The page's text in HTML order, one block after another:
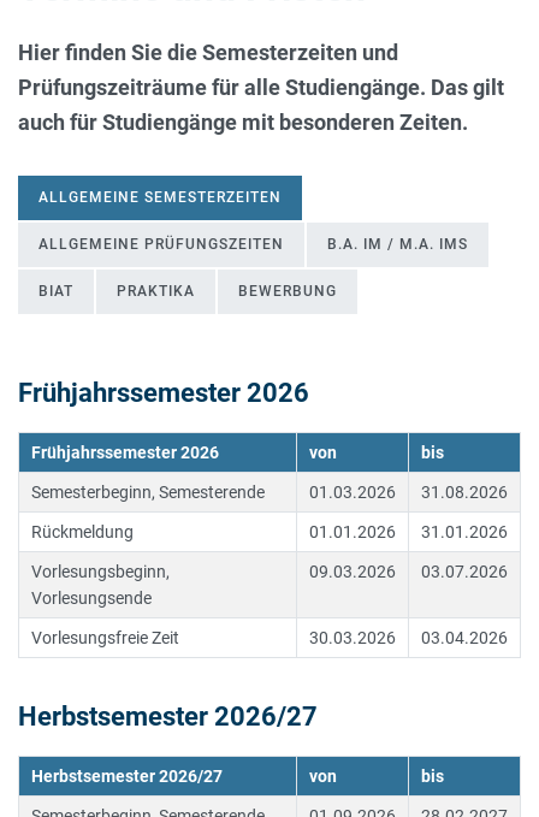
Hier finden Sie die Semesterzeiten und
Prüfungszeiträume für alle Studiengänge. Das gilt
auch für Studiengänge mit besonderen Zeiten.
ALLGEMEINE SEMESTERZEITEN
ALLGEMEINE PRÜFUNGSZEITEN B.A. IM / M.A. IMS
BIAT PRAKTIKA BEWERBUNG
ALLGEMEINE SEMESTERZEITEN
Frühjahrssemester 2026
Frühjahrssemester 2026 von bis
Semesterbeginn, Semesterende 01.03.2026 31.08.2026
Rückmeldung 01.01.2026 31.01.2026
Vorlesungsbeginn,
Vorlesungsende
09.03.2026 03.07.2026
Vorlesungsfreie Zeit 30.03.2026 03.04.2026
Herbstsemester 2026/27
Herbstsemester 2026/27 von bis